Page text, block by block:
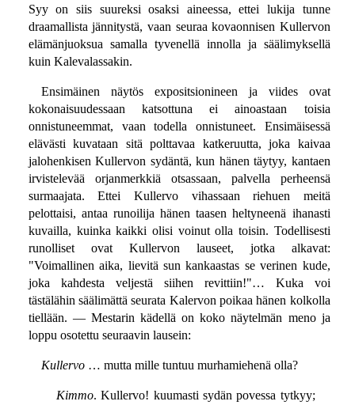
Syy on siis suureksi osaksi aineessa, ettei lukija tunne
draamallista jännitystä, vaan seuraa kovaonnisen Kullervon
elämänjuoksua samalla tyvenellä innolla ja säälimyksellä
kuin Kalevalassakin.
Ensimäinen näytös expositsionineen ja viides ovat
kokonaisuudessaan katsottuna ei ainoastaan toisia
onnistuneemmat, vaan todella onnistuneet. Ensimäisessä
elävästi kuvataan sitä polttavaa katkeruutta, joka kaivaa
jalohenkisen Kullervon sydäntä, kun hänen täytyy, kantaen
irvistelevää orjanmerkkiä otsassaan, palvella perheensä
surmaajata. Ettei Kullervo vihassaan riehuen meitä
pelottaisi, antaa runoilija hänen taasen heltyneenä ihanasti
kuvailla, kuinka kaikki olisi voinut olla toisin. Todellisesti
runolliset ovat Kullervon lauseet, jotka alkavat:
"Voimallinen aika, lievitä sun kankaastas se verinen kude,
joka kahdesta veljestä siihen revittiin!"… Kuka voi
tästälähin säälimättä seurata Kalervon poikaa hänen kolkolla
tiellään. — Mestarin kädellä on koko näytelmän meno ja
loppu osotettu seuraavin lausein:
Kullervo… mutta mille tuntuu murhamiehenä olla?
Kimmo. Kullervo! kuumasti sydän povessa tytkyy;